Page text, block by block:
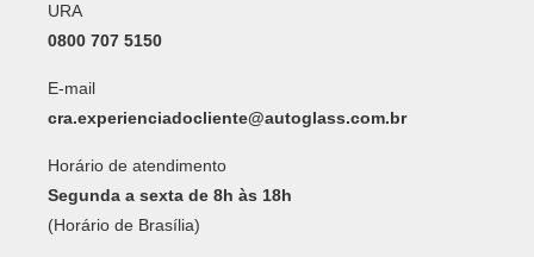
URA
0800 707 5150
E-mail
cra.experienciadocliente@autoglass.com.br
Horário de atendimento
Segunda a sexta de 8h às 18h
(Horário de Brasília)